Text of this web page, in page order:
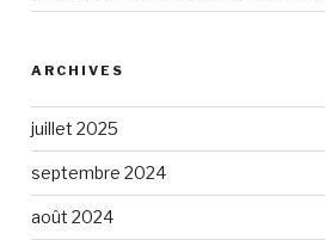
ARCHIVES
juillet 2025
septembre 2024
août 2024